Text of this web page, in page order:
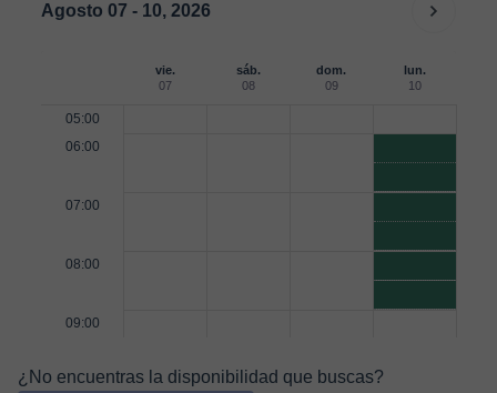
Agosto 07 - 10, 2026
vie.
07
sáb.
08
dom.
09
lun.
10
05:00
06:00
07:00
08:00
09:00
¿No encuentras la disponibilidad que buscas?